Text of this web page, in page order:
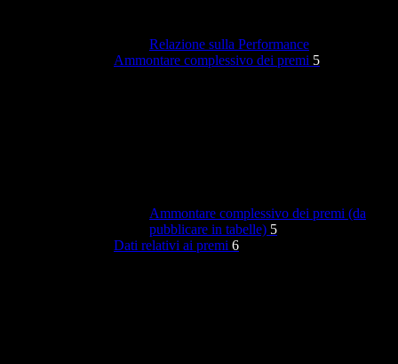
Relazione sulla Performance
Ammontare complessivo dei premi 5
Ammontare complessivo dei premi (da
pubblicare in tabelle) 5
Dati relativi ai premi 6